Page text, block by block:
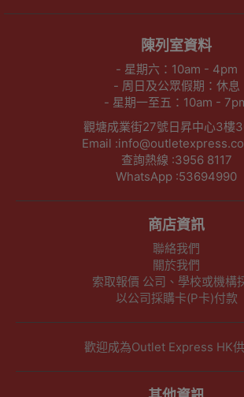
陳列室資料
- 星期六：10am - 4pm
- 周日及公眾假期：休息
- 星期一至五：10am -
觀塘成業街27號日昇中心3樓
Email
查詢熱線 :3956 8117
WhatsApp :53694990
商店資訊
聯絡我們
關於我們
索取報價 公司、學校或機構
以公司採購卡(P卡)付款
歡迎成為Outlet Express HK